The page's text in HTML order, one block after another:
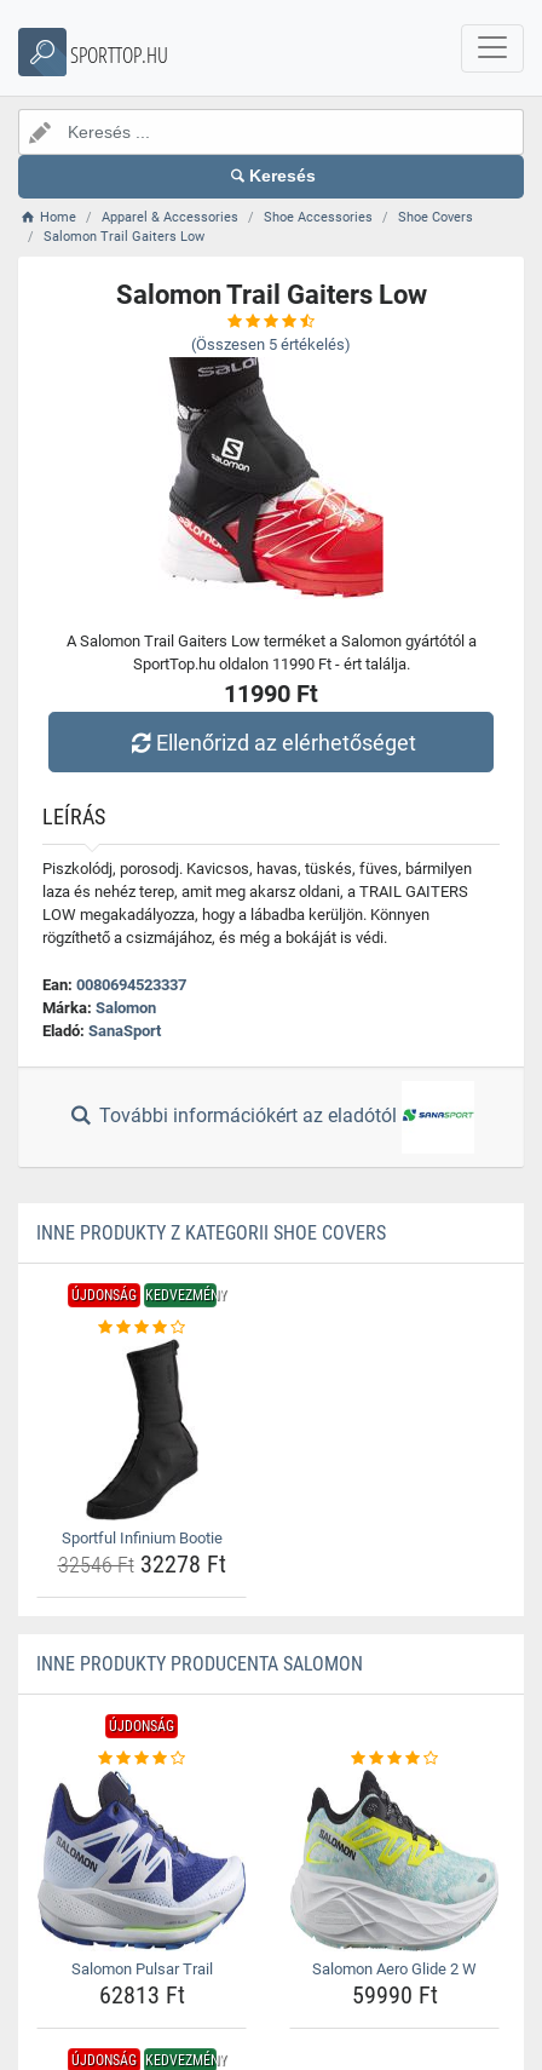
SPORTTOP.HU
Keresés
Home Apparel & Accessories Shoe Accessories
Shoe Covers
Salomon Trail Gaiters Low
Salomon Trail Gaiters Low
(Összesen 5 értékelés)
A Salomon Trail Gaiters Low terméket a Salomon gyártótól a
SportTop.hu oldalon 11990 Ft - ért találja.
11990 Ft
Ellenőrizd az elérhetőséget
LEÍRÁS
Piszkolódj, porosodj. Kavicsos, havas, tüskés, füves, bármilyen
laza és nehéz terep, amit meg akarsz oldani, a TRAIL GAITERS
LOW megakadályozza, hogy a lábadba kerüljön. Könnyen
rögzíthető a csizmájához, és még a bokáját is védi.
Ean: 0080694523337
Márka: Salomon
Eladó: SanaSport
További információkért az eladótól
INNE PRODUKTY Z KATEGORII SHOE COVERS
ÚJDONSÁG KEDVEZMÉNY
Sportful Infinium Bootie
32546 Ft32278 Ft
INNE PRODUKTY PRODUCENTA SALOMON
ÚJDONSÁG
Salomon Pulsar Trail
62813 Ft
Salomon Aero Glide 2 W
59990 Ft
ÚJDONSÁG KEDVEZMÉNY